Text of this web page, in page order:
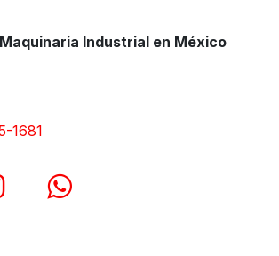
Maquinaria Industrial en México
1681